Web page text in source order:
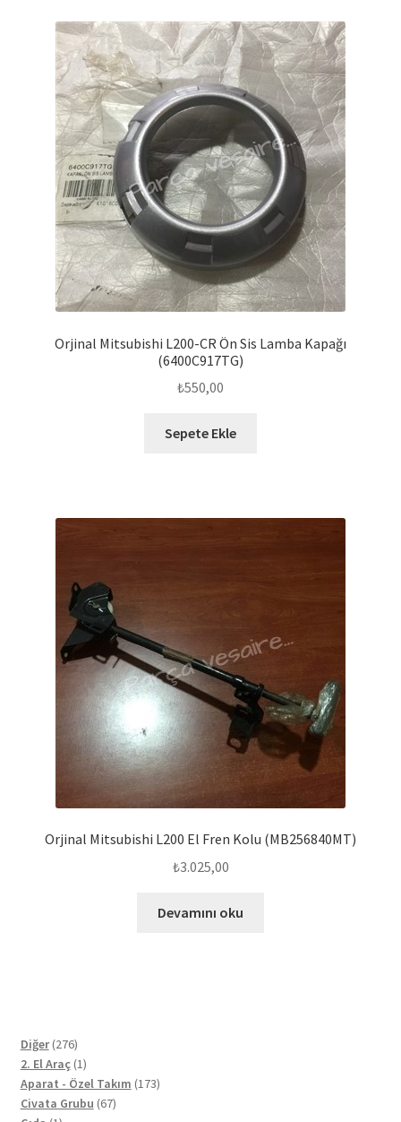
Orjinal Mitsubishi L200-CR Ön Sis Lamba Kapağı
(6400C917TG)
₺550,00
Sepete Ekle
Orjinal Mitsubishi L200 El Fren Kolu (MB256840MT)
₺3.025,00
Devamını oku
Diğer 276276
ürün
2. El Araç 11
ürün
Aparat - Özel Takım 173173
Civata Grubu 6767